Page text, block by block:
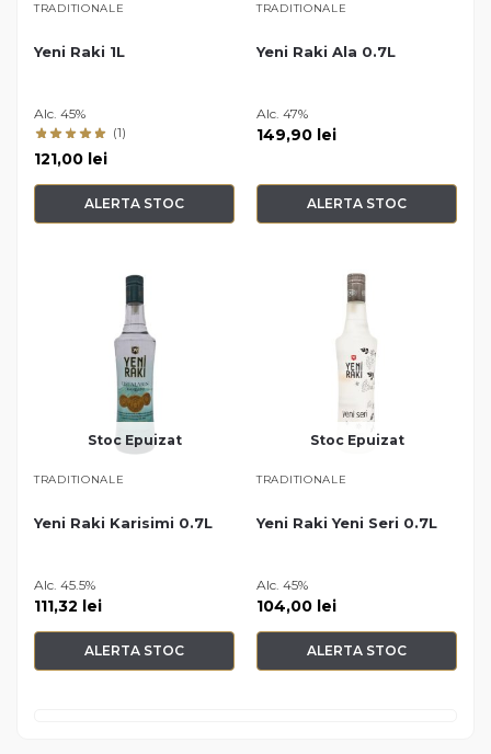
TRADITIONALE
Yeni Raki 1L
Alc. 45%
(1)
121,00 lei
ALERTA STOC
TRADITIONALE
Yeni Raki Ala 0.7L
Alc. 47%
149,90 lei
ALERTA STOC
Stoc Epuizat
TRADITIONALE
Yeni Raki Karisimi 0.7L
Alc. 45.5%
111,32 lei
ALERTA STOC
Stoc Epuizat
TRADITIONALE
Yeni Raki Yeni Seri 0.7L
Alc. 45%
104,00 lei
ALERTA STOC